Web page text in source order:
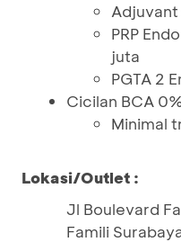
PRP
juta
PGTA 2
Cicilan BCA
Minimal
Lokasi/Outlet :
Jl Boulevard
Famili